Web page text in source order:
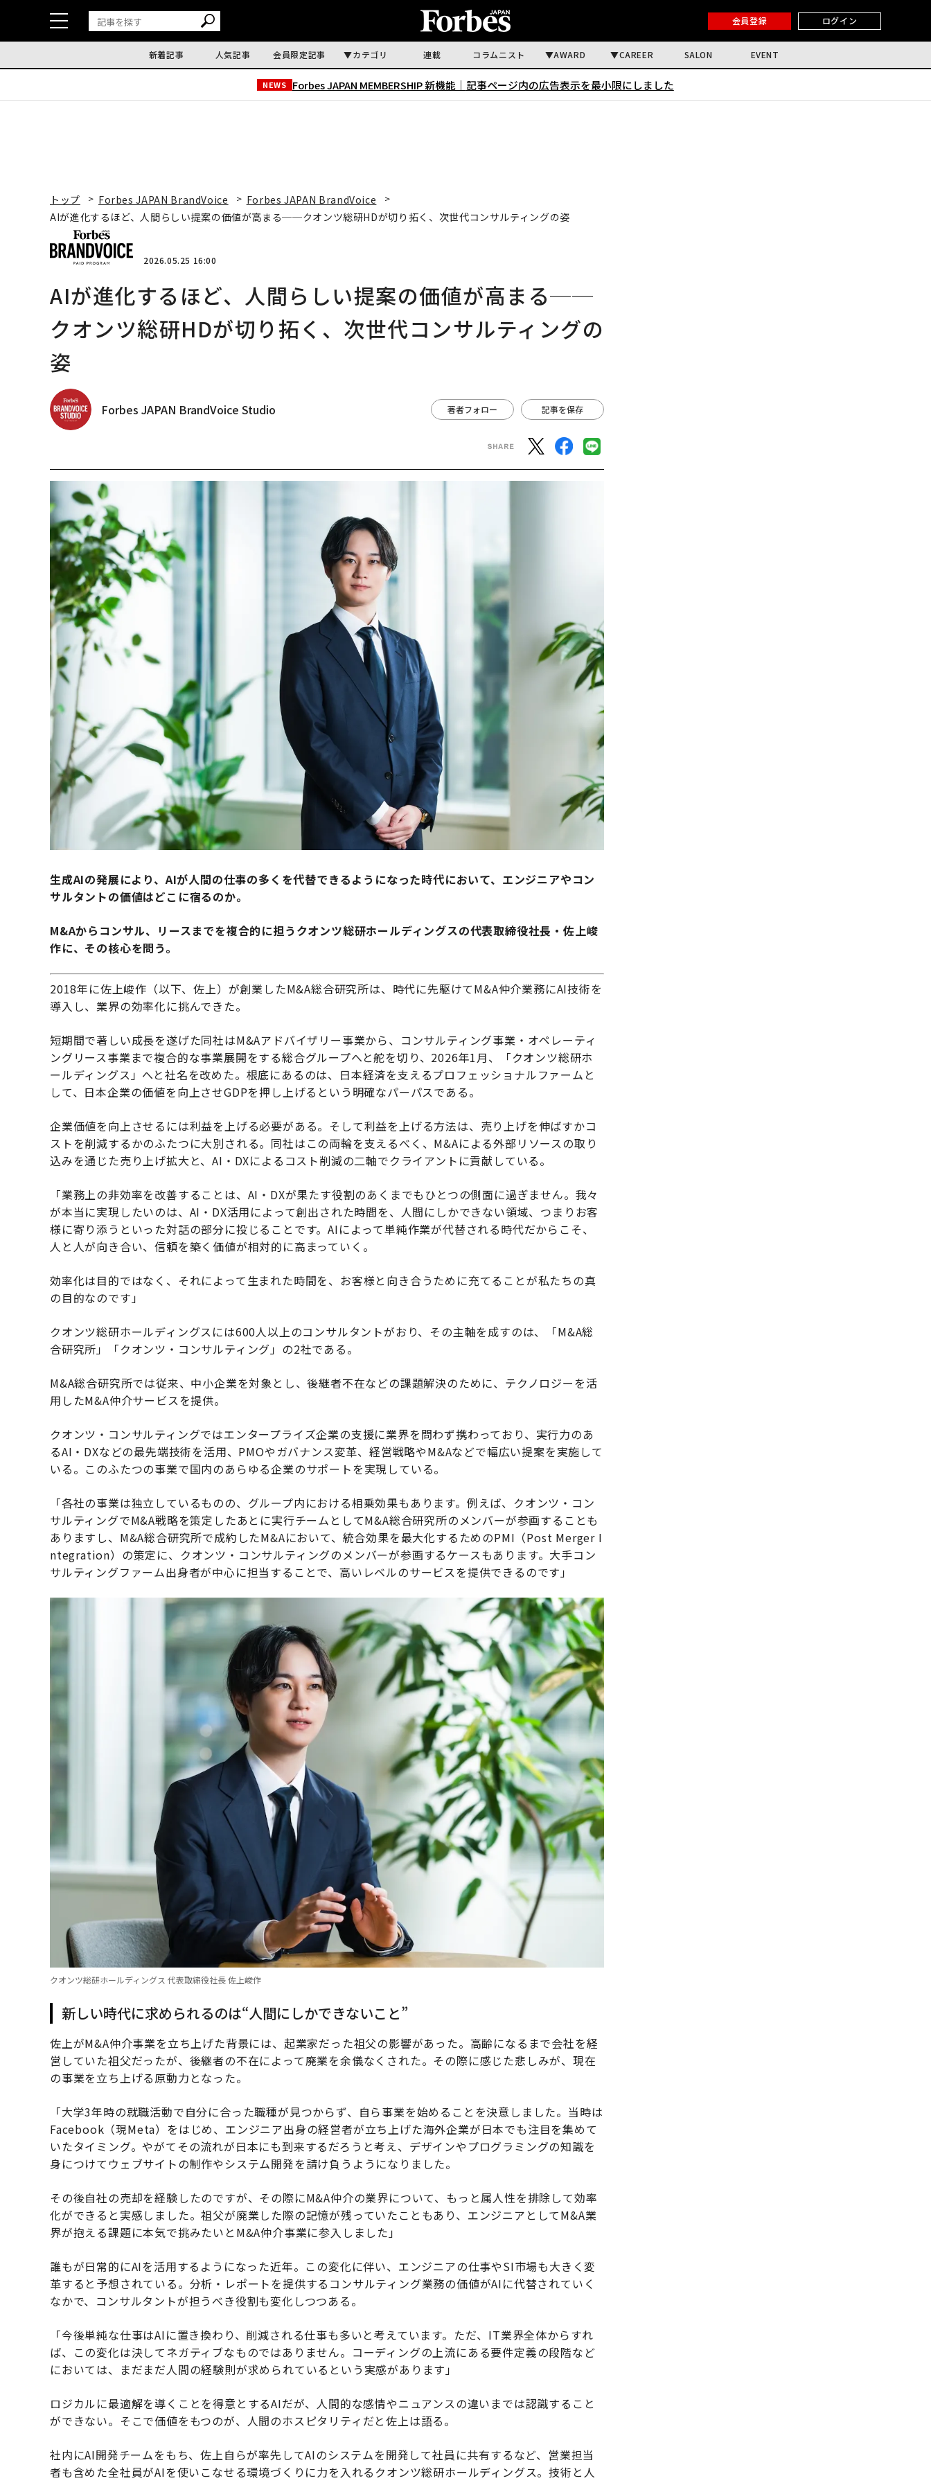
会員登録 ログイン
新着記事 人気記事 会員限定記事 カテゴリ 連載 コラムニスト AWARD CAREER SALON EVENT
NEWS Forbes JAPAN MEMBERSHIP 新機能｜ 記事ページ内の広告表示を最小限にしました
トップ Forbes JAPAN BrandVoice
Forbes JAPAN BrandVoice
AIが進化するほど、人間らしい提案の価値が高まる──クオンツ総研HDが切り拓く、次世代コンサルティングの姿
2026.05.25 16:00
AIが進化するほど、人間らしい提案の価値が高まる──
クオンツ総研HDが切り拓く、次世代コンサルティングの
姿
Forbes JAPAN BrandVoice Studio 著者フォロー 記事を保存
生成AIの発展により、AIが人間の仕事の多くを代替できるようになった時代において、エンジニアやコン
サルタントの価値はどこに宿るのか。
M&Aからコンサル、リースまでを複合的に担うクオンツ総研ホールディングスの代表取締役社長・佐上峻
作に、その核心を問う。
2018年に佐上峻作（以下、佐上）が創業したM&A総合研究所は、時代に先駆けてM&A仲介業務にAI技術を
導入し、業界の効率化に挑んできた。
短期間で著しい成長を遂げた同社はM&Aアドバイザリー事業から、コンサルティング事業・オペレーティ
ングリース事業まで複合的な事業展開をする総合グループへと舵を切り、2026年1月、「クオンツ総研ホ
ールディングス」へと社名を改めた。根底にあるのは、日本経済を支えるプロフェッショナルファームと
して、日本企業の価値を向上させGDPを押し上げるという明確なパーパスである。
企業価値を向上させるには利益を上げる必要がある。そして利益を上げる方法は、売り上げを伸ばすかコ
ストを削減するかのふたつに大別される。同社はこの両輪を支えるべく、M&Aによる外部リソースの取り
込みを通じた売り上げ拡大と、AI・DXによるコスト削減の二軸でクライアントに貢献している。
「業務上の非効率を改善することは、AI・DXが果たす役割のあくまでもひとつの側面に過ぎません。我々
が本当に実現したいのは、AI・DX活用によって創出された時間を、人間にしかできない領域、つまりお客
様に寄り添うといった対話の部分に投じることです。AIによって単純作業が代替される時代だからこそ、
人と人が向き合い、信頼を築く価値が相対的に高まっていく。
効率化は目的ではなく、それによって生まれた時間を、お客様と向き合うために充てることが私たちの真
の目的なのです」
クオンツ総研ホールディングスには600人以上のコンサルタントがおり、その主軸を成すのは、「M&A総
合研究所」「クオンツ・コンサルティング」の2社である。
M&A総合研究所では従来、中小企業を対象とし、後継者不在などの課題解決のために、テクノロジーを活
用したM&A仲介サービスを提供。
クオンツ・コンサルティングではエンタープライズ企業の支援に業界を問わず携わっており、実行力のあ
るAI・DXなどの最先端技術を活用、PMOやガバナンス変革、経営戦略やM&Aなどで幅広い提案を実施して
いる。このふたつの事業で国内のあらゆる企業のサポートを実現している。
「各社の事業は独立しているものの、グループ内における相乗効果もあります。例えば、クオンツ・コン
サルティングでM&A戦略を策定したあとに実行チームとしてM&A総合研究所のメンバーが参画することも
ありますし、M&A総合研究所で成約したM&Aにおいて、統合効果を最大化するためのPMI（Post Merger I
ntegration）の策定に、クオンツ・コンサルティングのメンバーが参画するケースもあります。大手コン
サルティングファーム出身者が中心に担当することで、高いレベルのサービスを提供できるのです」
クオンツ総研ホールディングス 代表取締役社長 佐上峻作
新しい時代に求められるのは“人間にしかできないこと”
佐上がM&A仲介事業を立ち上げた背景には、起業家だった祖父の影響があった。高齢になるまで会社を経
営していた祖父だったが、後継者の不在によって廃業を余儀なくされた。その際に感じた悲しみが、現在
の事業を立ち上げる原動力となった。
「大学3年時の就職活動で自分に合った職種が見つからず、自ら事業を始めることを決意しました。当時は
Facebook（現Meta）をはじめ、エンジニア出身の経営者が立ち上げた海外企業が日本でも注目を集めて
いたタイミング。やがてその流れが日本にも到来するだろうと考え、デザインやプログラミングの知識を
身につけてウェブサイトの制作やシステム開発を請け負うようになりました。
その後自社の売却を経験したのですが、その際にM&A仲介の業界について、もっと属人性を排除して効率
化ができると実感しました。祖父が廃業した際の記憶が残っていたこともあり、エンジニアとしてM&A業
界が抱える課題に本気で挑みたいとM&A仲介事業に参入しました」
誰もが日常的にAIを活用するようになった近年。この変化に伴い、エンジニアの仕事やSI市場も大きく変
革すると予想されている。分析・レポートを提供するコンサルティング業務の価値がAIに代替されていく
なかで、コンサルタントが担うべき役割も変化しつつある。
「今後単純な仕事はAIに置き換わり、削減される仕事も多いと考えています。ただ、IT業界全体からすれ
ば、この変化は決してネガティブなものではありません。コーディングの上流にある要件定義の段階など
においては、まだまだ人間の経験則が求められているという実感があります」
ロジカルに最適解を導くことを得意とするAIだが、人間的な感情やニュアンスの違いまでは認識すること
ができない。そこで価値をもつのが、人間のホスピタリティだと佐上は語る。
社内にAI開発チームをもち、佐上自らが率先してAIのシステムを開発して社員に共有するなど、営業担当
者も含めた全社員がAIを使いこなせる環境づくりに力を入れるクオンツ総研ホールディングス。技術と人